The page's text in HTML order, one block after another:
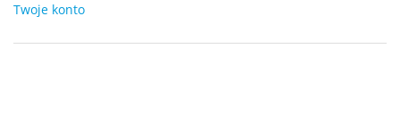
Twoje konto